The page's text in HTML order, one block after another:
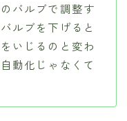
バルブで調整す
ルブを下げると
いじるのと変わ
動化じゃなくて